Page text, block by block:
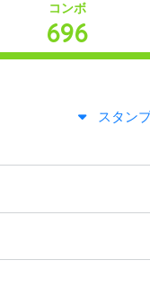
コンボ
696
スタン